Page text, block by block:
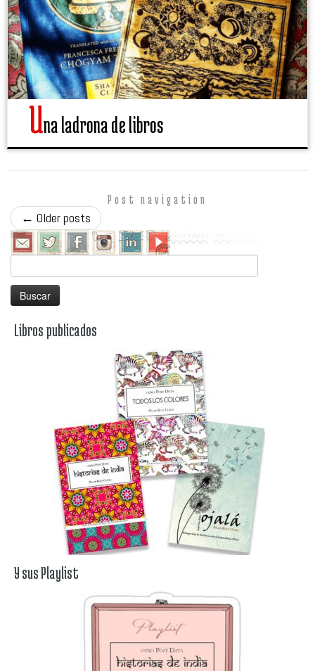
Una ladrona de libros
Post navigation
← Older posts
Libros publicados
Y sus Playlist